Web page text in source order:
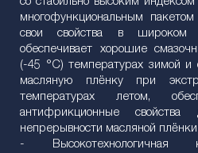
многофункциональным
свои свойства в широком
обеспечивает хорошие
(-45 °C) температурах зимой и
масляную плёнку при
температурах летом,
антифрикционные
непрерывности масляной плёнки
- Высокотехнологичная